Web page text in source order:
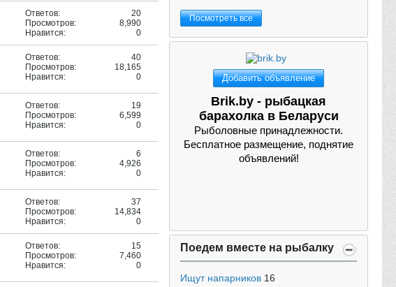
Ответов:
20
Просмотров:
8,990
Нравится:
0
Ответов:
40
Просмотров:
18,165
Нравится:
0
Ответов:
19
Просмотров:
6,599
Нравится:
0
Ответов:
6
Просмотров:
4,926
Нравится:
0
Ответов:
37
Просмотров:
14,834
Нравится:
0
Ответов:
15
Просмотров:
7,460
Нравится:
0
Посмотреть все
Добавить объявление
Brik.by - рыболовные
снасти бу и новые
Все для рыбалки. Бесплатное
размещение, поднятие объявлений!
Поедем вместе на рыбалку
Ищут напарников 16